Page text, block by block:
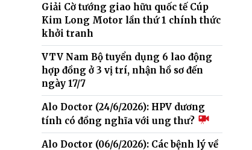
Giải Cờ tướng giao hữu quốc tế Cúp
Kim Long Motor lần thứ 1 chính thức
khởi tranh
VTV Nam Bộ tuyển dụng 6 lao động
hợp đồng ở 3 vị trí, nhận hồ sơ đến
ngày 17/7
Alo Doctor (24/6/2026): HPV dương
tính có đồng nghĩa với ung thư?
Alo Doctor (06/6/2026): Các bệnh lý về